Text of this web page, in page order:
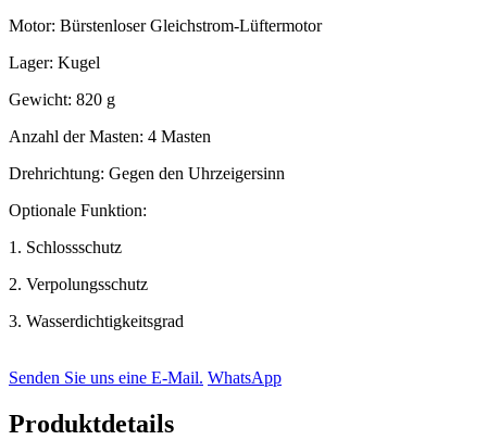
Motor: Bürstenloser Gleichstrom-Lüftermotor
Lager: Kugel
Gewicht: 820 g
Anzahl der Masten: 4 Masten
Drehrichtung: Gegen den Uhrzeigersinn
Optionale Funktion:
1. Schlossschutz
2. Verpolungsschutz
3. Wasserdichtigkeitsgrad
Senden Sie uns eine E-Mail. WhatsApp
Produktdetails